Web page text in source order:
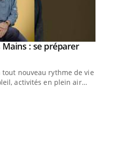
Mains : se préparer
nouveau rythme de vie !
activités en plein air…